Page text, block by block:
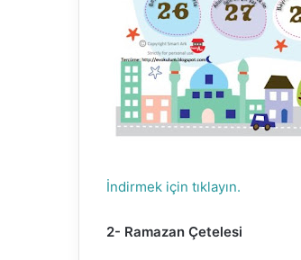
İndirmek için tıklayın.
2- Ramazan Çetelesi